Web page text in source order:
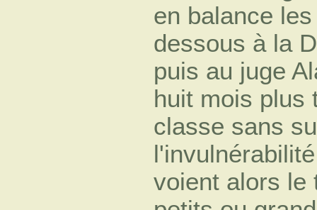
en balance les
dessous à la
puis au juge
huit mois plus
classe sans
voient alors le